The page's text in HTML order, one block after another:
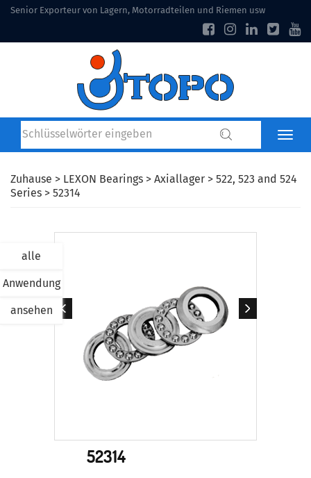
Senior Exporteur von Lagern, Motorradteilen und Riemen usw
Zuhause > LEXON Bearings > Axiallager > 522, 523 and 524
Series > 52314
52314
alle
Anwendung
ansehen